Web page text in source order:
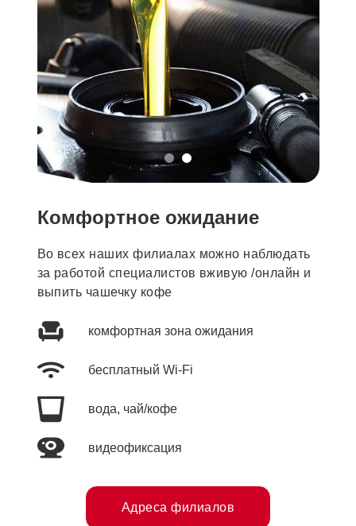
Комфортное ожидание
Во всех наших филиалах можно наблюдать
за работой специалистов вживую /онлайн и
выпить чашечку кофе
комфортная зона ожидания
бесплатный Wi-Fi
вода, чай/кофе
видеофиксация
Адреса филиалов